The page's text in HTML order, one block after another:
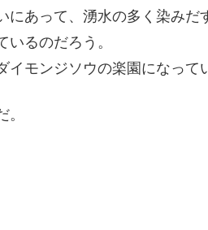
にあって、湧水の多く染みだ
るのだろう。
モンジソウの楽園になって